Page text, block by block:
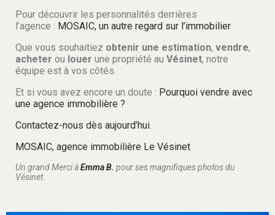
Pour découvrir les personnalités derrières
l’agence : MOSAIC, un autre regard sur l’immobilier
Que vous souhaitiez obtenir une estimation, vendre,
acheter ou louer une propriété au Vésinet, notre
équipe est à vos côtés.
Et si vous avez encore un doute : Pourquoi vendre avec
une agence immobilière ?
Contactez-nous dès aujourd’hui.
MOSAIC, agence immobilière Le Vésinet
Un grand Merci àEmma B. pour ses magnifiques photos du
Vésinet.